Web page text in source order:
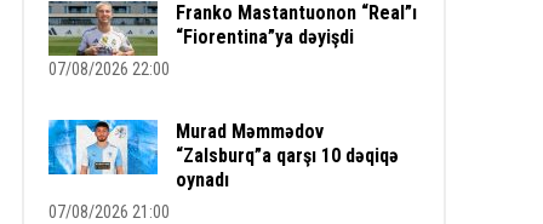
Franko Mastantuonon “Real”ı
“Fiorentina”ya dəyişdi
07/08/2026 22:00
Murad Məmmədov
“Zalsburq”a qarşı 10 dəqiqə
oynadı
07/08/2026 21:00